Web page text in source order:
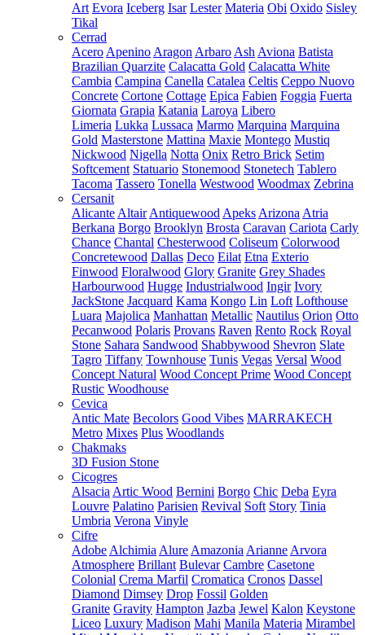
Art Evora Iceberg Isar Lester Materia Obi Oxido Sisley
Tikal
Cerrad
Acero Apenino Aragon Arbaro Ash Aviona Batista
Brazilian Quarzite Calacatta Gold Calacatta White
Cambia Campina Canella Catalea Celtis Ceppo Nuovo
Concrete Cortone Cottage Epica Fabien Foggia Fuerta
Giornata Grapia Katania Laroya Libero
Limeria Lukka Lussaca Marmo Marquina Marquina
Gold Masterstone Mattina Maxie Montego Mustiq
Nickwood Nigella Notta Onix Retro Brick Setim
Softcement Statuario Stonemood Stonetech Tablero
Tacoma Tassero Tonella Westwood Woodmax Zebrina
Cersanit
Alicante Altair Antiquewood Apeks Arizona Atria
Berkana Borgo Brooklyn Brosta Caravan Cariota Carly
Chance Chantal Chesterwood Coliseum Colorwood
Concretewood Dallas Deco Eilat Etna Exterio
Finwood Floralwood Glory Granite Grey Shades
Harbourwood Hugge Industrialwood Ingir Ivory
JackStone Jacquard Kama Kongo Lin Loft Lofthouse
Luara Majolica Manhattan Metallic Nautilus Orion Otto
Pecanwood Polaris Provans Raven Rento Rock Royal
Stone Sahara Sandwood Shabbywood Shevron Slate
Tagro Tiffany Townhouse Tunis Vegas Versal Wood
Concept Natural Wood Concept Prime Wood Concept
Rustic Woodhouse
Cevica
Antic Mate Becolors Good Vibes MARRAKECH
Metro Mixes Plus Woodlands
Chakmaks
3D Fusion Stone
Cicogres
Alsacia Artic Wood Bernini Borgo Chic Deba Eyra
Louvre Palatino Parisien Revival Soft Story Tinia
Umbria Verona Vinyle
Cifre
Adobe Alchimia Alure Amazonia Arianne Arvora
Atmosphere Brillant Bulevar Cambre Casetone
Colonial Crema Marfil Cromatica Cronos Dassel
Diamond Dimsey Drop Fossil Golden
Granite Gravity Hampton Jazba Jewel Kalon Keystone
Liceo Luxury Madison Mahi Manila Materia Mirambel